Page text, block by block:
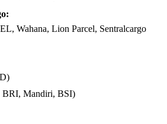
Wahana, Lion Parcel, Sentralcargo
BRI, Mandiri, BSI)